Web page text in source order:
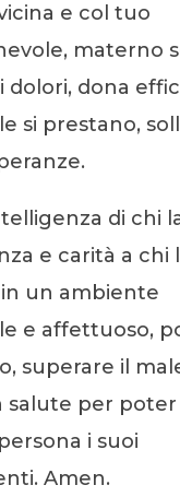
e col tuo
materno
dolori, dona
si prestano,
di chi
e carità a chi
un ambiente
e affettuoso,
superare il
salute per poter
i suoi
Amen.